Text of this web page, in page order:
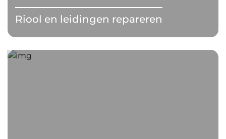
Riool en leidingen repareren